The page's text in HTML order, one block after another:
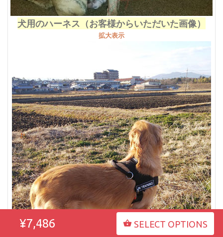
¥7,486 SELECT OPTIONS
犬用のハーネス（お客様からいただいた画像）
拡大表示